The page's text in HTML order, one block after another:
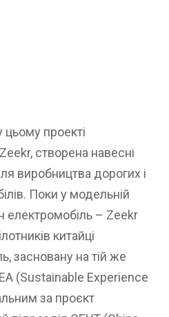
цьому проекті
створена навесні
виробництва дорогих і
Поки у модельній
електромобіль – Zeekr
китайці
засновану на тій же
(Sustainable Experience
за проєкт